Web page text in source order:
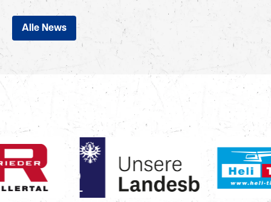
Alle News